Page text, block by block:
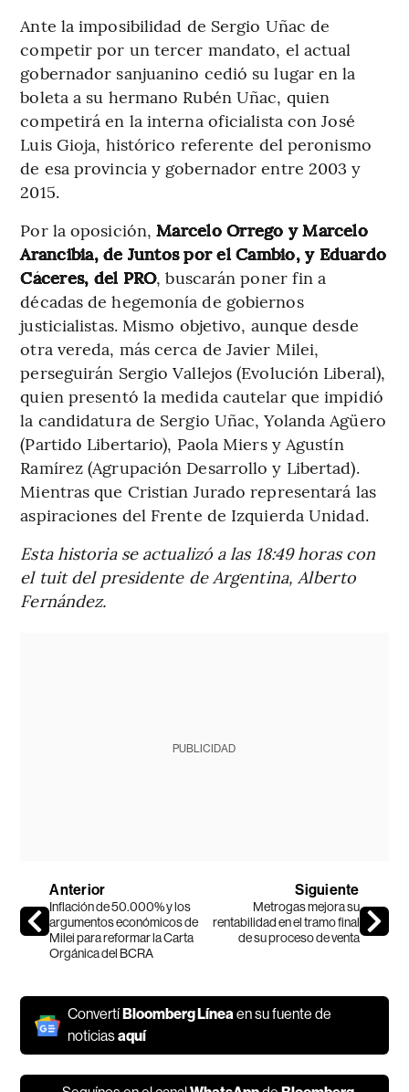
Ante la imposibilidad de Sergio Uñac de
competir por un tercer mandato, el actual
gobernador sanjuanino cedió su lugar en la
boleta a su hermano Rubén Uñac, quien
competirá en la interna oficialista con José
Luis Gioja, histórico referente del peronismo
de esa provincia y gobernador entre 2003 y
2015.
Por la oposición,Marcelo Orrego y Marcelo
Arancibia, de Juntos por el Cambio, y Eduardo
Cáceres, del PRO, buscarán poner fin a
décadas de hegemonía de gobiernos
justicialistas. Mismo objetivo, aunque desde
otra vereda, más cerca de Javier Milei,
perseguirán Sergio Vallejos (Evolución Liberal),
quien presentó la medida cautelar que impidió
la candidatura de Sergio Uñac, Yolanda Agüero
(Partido Libertario), Paola Miers y Agustín
Ramírez (Agrupación Desarrollo y Libertad).
Mientras que Cristian Jurado representará las
aspiraciones del Frente de Izquierda Unidad.
Esta historia se actualizó a las 18:49 horas con
el tuit del presidente de Argentina, Alberto
Fernández.
PUBLICIDAD
Anterior
Inflación de 50.000% y los
argumentos económicos de
Milei para reformar la Carta
Orgánica del BCRA
Siguiente
Metrogas mejora su
rentabilidad en el tramo final
de su proceso de venta
ConvertíBloomberg Líneaen su fuente de
noticiasaquí